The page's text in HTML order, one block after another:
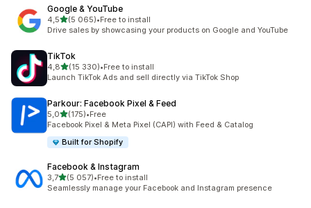
Google & YouTube
4,5na 5 gwiazdek
(5 065)
Łączna liczba recenzji: 5065
•Free to install
Drive sales by showcasing your products on Google and YouTube
TikTok
4,8na 5 gwiazdek
(15 330)
Łączna liczba recenzji: 15330
•Free to install
Launch TikTok Ads and sell directly via TikTok Shop
Parkour: Facebook Pixel & Feed
5,0na 5 gwiazdek
(175)
Łączna liczba recenzji: 175
•Free
Facebook Pixel & Meta Pixel (CAPI) with Feed & Catalog
Built for Shopify
Facebook & Instagram
3,7na 5 gwiazdek
(5 057)
Łączna liczba recenzji: 5057
•Free to install
Seamlessly manage your Facebook and Instagram presence